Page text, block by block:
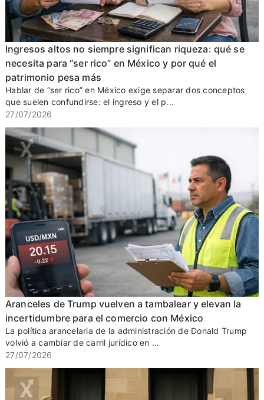
Ingresos altos no siempre significan riqueza: qué se
necesita para “ser rico” en México y por qué el
patrimonio pesa más
Hablar de “ser rico” en México exige separar dos conceptos
que suelen confundirse: el ingreso y el p...
27/07/2026
Aranceles de Trump vuelven a tambalear y elevan la
incertidumbre para el comercio con México
La política arancelaria de la administración de Donald Trump
volvió a cambiar de carril jurídico en ...
27/07/2026